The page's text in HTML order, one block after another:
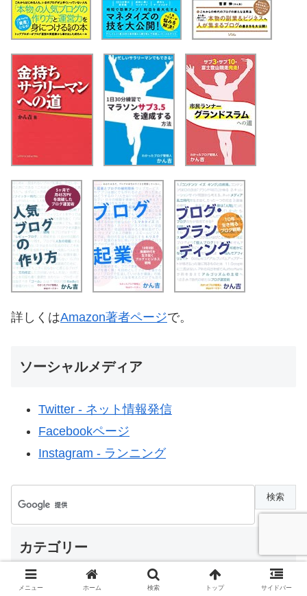
詳しくはAmazon著者ページで。
ソーシャルメディア
Twitter - ネット情報発信
Facebookページ
Instagram - ランニング
カテゴリー
メニュー ホーム 検索 トップ サイドバー